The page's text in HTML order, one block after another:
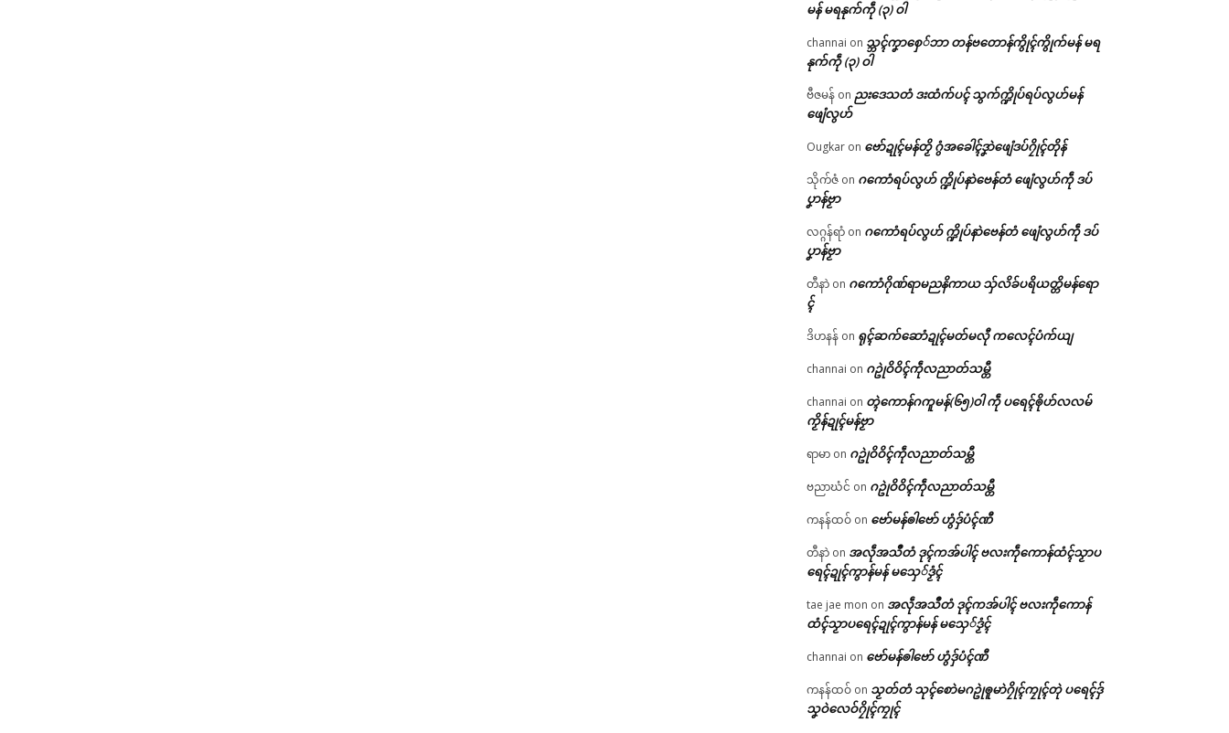
မန် မရနုက်ကဵု (၃) ဝါ
channai on သ္ဘၚ်ကၞာစှေ်ဘာ တန်ဗတောန်ကွိုၚ်ကွိုက်မန် မရ
နုက်ကဵု (၃) ဝါ
ဗီဇမန် on ညးဒေသတံ ဒးထံက်ပၚ် သွက်က္ဍိုပ်ရပ်လွဟ်မန်
ဖျေံလွဟ်
Ougkar on ဗော်ဍုၚ်မန်တၟိ ဂွံအခေါၚ်ဒၞာဲဖျေံဒပ်ဂၠိုၚ်တိုန်
သိုက်ဇံ on ဂကောံရပ်လွဟ် က္ဍိုပ်နာဲဗေန်တံ ဖျေံလွဟ်ကဵု ဒပ်
ပၞာန်ဗၟာ
လဂ္ဂန်ရာံ on ဂကောံရပ်လွဟ် က္ဍိုပ်နာဲဗေန်တံ ဖျေံလွဟ်ကဵု ဒပ်
ပၞာန်ဗၟာ
တီနာဲ on ဂကောံဂိုဏ်ရာမညနိကာယ သှ်လိခ်ပရိယတ္တိမန်ရော
ၚ်
ဒိဟနန် on ရုၚ်ဆက်ဆောံဍုၚ်မတ်မလီု ကလေၚ်ပံက်ယျ
channai on ဂဥုဲဝိဝိၚ်ကဵုလညာတ်သမ္တီ
channai on တ္ၚဲကောန်ဂကူမန်(၆၅)ဝါ ကဵု ပရေၚ်ၜိုဟ်လလမ်
ကၟိန်ဍုၚ်မန်ဗၟာ
ရာမာ on ဂဥုဲဝိဝိၚ်ကဵုလညာတ်သမ္တီ
ဗညာဃံင် on ဂဥုဲဝိဝိၚ်ကဵုလညာတ်သမ္တီ
ကနန်ထဝ် on ဗော်မန်ၜါဗော် ဟွံဒှ်ပံၚ်ဏီ
တီနာဲ on အလဵုအသဳတံ ဒုၚ်ကအ်ပါၚ် ဗလးကဵုကောန်ထံၚ်သၟာပ
ရေၚ်ဍုၚ်ကွာန်မန် မသှေ်ဒၟံၚ်
tae jae mon on အလဵုအသဳတံ ဒုၚ်ကအ်ပါၚ် ဗလးကဵုကောန်
ထံၚ်သၟာပရေၚ်ဍုၚ်ကွာန်မန် မသှေ်ဒၟံၚ်
channai on ဗော်မန်ၜါဗော် ဟွံဒှ်ပံၚ်ဏီ
ကနန်ထဝ် on သၟတ်တံ သုၚ်စောဲမဂဥုဲၜူမာဲဂၠိုၚ်ကၠုၚ်တုဲ ပရေၚ်ဒှ်
သၞဝဲလေဝ်ဂၠိုၚ်ကၠုၚ်